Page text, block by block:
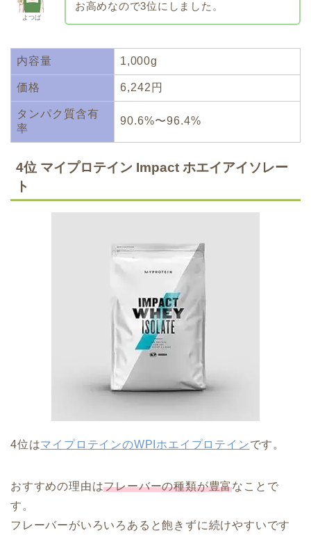
よつば
お高めなので3位にしました。
内容量 1,000g
価格 6,242円
タンパク質含有
率
90.6%〜96.4%
4位 マイプロテイン Impact ホエイアイソレー
ト
4位はマイプロテインのWPIホエイプロテインです。
おすすめの理由はフレーバーの種類が豊富なことで
す。
フレーバーがいろいろあると飽きずに続けやすいです